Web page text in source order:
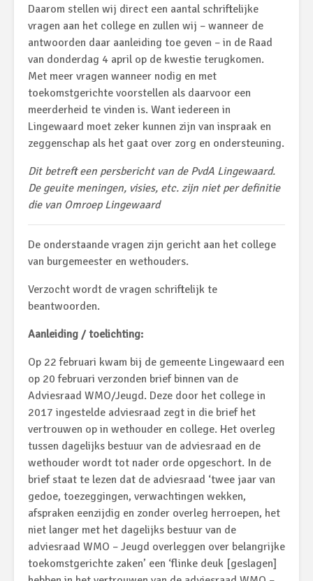
Daarom stellen wij direct een aantal schriftelijke
vragen aan het college en zullen wij – wanneer de
antwoorden daar aanleiding toe geven – in de Raad
van donderdag 4 april op de kwestie terugkomen.
Met meer vragen wanneer nodig en met
toekomstgerichte voorstellen als daarvoor een
meerderheid te vinden is. Want iedereen in
Lingewaard moet zeker kunnen zijn van inspraak en
zeggenschap als het gaat over zorg en ondersteuning.
Dit betreft een persbericht van de PvdA Lingewaard.
De geuite meningen, visies, etc. zijn niet per definitie
die van Omroep Lingewaard
De onderstaande vragen zijn gericht aan het college
van burgemeester en wethouders.
Verzocht wordt de vragen schriftelijk te
beantwoorden.
Aanleiding / toelichting:
Op 22 februari kwam bij de gemeente Lingewaard een
op 20 februari verzonden brief binnen van de
Adviesraad WMO/Jeugd. Deze door het college in
2017 ingestelde adviesraad zegt in die brief het
vertrouwen op in wethouder en college. Het overleg
tussen dagelijks bestuur van de adviesraad en de
wethouder wordt tot nader orde opgeschort. In de
brief staat te lezen dat de adviesraad ‘twee jaar van
gedoe, toezeggingen, verwachtingen wekken,
afspraken eenzijdig en zonder overleg herroepen, het
niet langer met het dagelijks bestuur van de
adviesraad WMO – Jeugd overleggen over belangrijke
toekomstgerichte zaken’ een ‘flinke deuk [geslagen]